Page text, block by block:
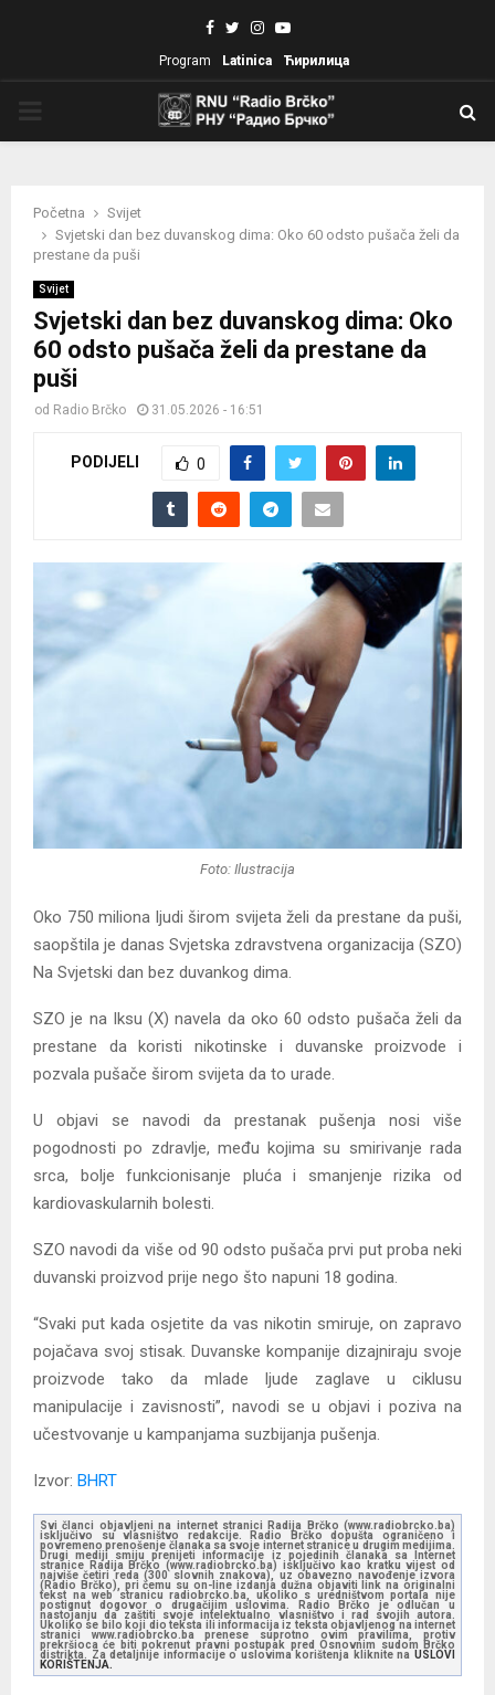
Facebook
TwitterInstagram
Youtube
Program Latinica Ћирилица
Početna
Svijet
Svjetski dan bez duvanskog dima: Oko 60 odsto pušača želi da
prestane da puši
Svijet
Svjetski dan bez duvanskog dima: Oko
60 odsto pušača želi da prestane da
puši
od Radio Brčko 31.05.2026 - 16:51
PODIJELI 0
Foto: Ilustracija
Oko 750 miliona ljudi širom svijeta želi da prestane da puši,
saopštila je danas Svjetska zdravstvena organizacija (SZO)
Na Svjetski dan bez duvankog dima.
SZO je na Iksu (X) navela da oko 60 odsto pušača želi da
prestane da koristi nikotinske i duvanske proizvode i
pozvala pušače širom svijeta da to urade.
U objavi se navodi da prestanak pušenja nosi više
pogodnosti po zdravlje, među kojima su smirivanje rada
srca, bolje funkcionisanje pluća i smanjenje rizika od
kardiovaskularnih bolesti.
SZO navodi da više od 90 odsto pušača prvi put proba neki
duvanski proizvod prije nego što napuni 18 godina.
“Svaki put kada osjetite da vas nikotin smiruje, on zapravo
pojačava svoj stisak. Duvanske kompanije dizajniraju svoje
proizvode tako da mlade ljude zaglave u ciklusu
manipulacije i zavisnosti”, navodi se u objavi i poziva na
učestvovanje u kampanjama suzbijanja pušenja.
Izvor: BHRT
Svi članci objavljeni na internet stranici Radija Brčko (www.radiobrcko.ba)
isključivo su vlasništvo redakcije. Radio Brčko dopušta ograničeno i
povremeno prenošenje članaka sa svoje internet stranice u drugim medijima.
Drugi mediji smiju prenijeti informacije iz pojedinih članaka sa Internet
stranice Radija Brčko (www.radiobrcko.ba) isključivo kao kratku vijest od
najviše četiri reda (300 slovnih znakova), uz obavezno navođenje izvora
(Radio Brčko), pri čemu su on-line izdanja dužna objaviti link na originalni
tekst na web stranicu radiobrcko.ba, ukoliko s uredništvom portala nije
postignut dogovor o drugačijim uslovima. Radio Brčko je odlučan u
nastojanju da zaštiti svoje intelektualno vlasništvo i rad svojih autora.
Ukoliko se bilo koji dio teksta ili informacija iz teksta objavljenog na internet
stranici www.radiobrcko.ba prenese suprotno ovim pravilima, protiv
prekršioca će biti pokrenut pravni postupak pred Osnovnim sudom Brčko
distrikta. Za detaljnije informacije o uslovima korištenja kliknite na USLOVI
KORIŠTENJA.